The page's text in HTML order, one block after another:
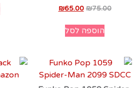
₪75.00
₪65.00
הוספה לסל